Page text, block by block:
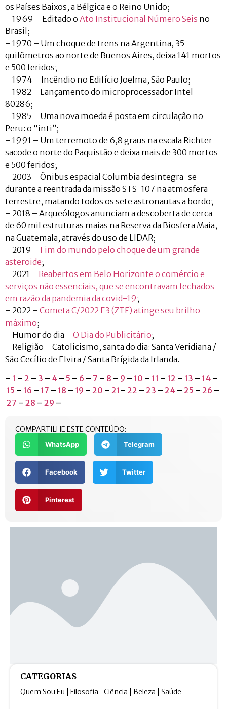
os Países Baixos, a Bélgica e o Reino Unido;
– 1969 – Editado o Ato Institucional Número Seis no
Brasil;
– 1970 – Um choque de trens na Argentina, 35
quilômetros ao norte de Buenos Aires, deixa 141 mortos
e 500 feridos;
– 1974 – Incêndio no Edifício Joelma, São Paulo;
– 1982 – Lançamento do microprocessador Intel
80286;
– 1985 – Uma nova moeda é posta em circulação no
Peru: o “inti”;
– 1991 – Um terremoto de 6,8 graus na escala Richter
sacode o norte do Paquistão e deixa mais de 300 mortos
e 500 feridos;
– 2003 – Ônibus espacial Columbia desintegra-se
durante a reentrada da missão STS-107 na atmosfera
terrestre, matando todos os sete astronautas a bordo;
– 2018 – Arqueólogos anunciam a descoberta de cerca
de 60 mil estruturas maias na Reserva da Biosfera Maia,
na Guatemala, através do uso de LIDAR;
– 2019 – Fim do mundo pelo choque de um grande
asteroide;
– 2021 – Reabertos em Belo Horizonte o comércio e
serviços não essenciais, que se encontravam fechados
em razão da pandemia da covid-19;
– 2022 – Cometa C/2022 E3 (ZTF) atinge seu brilho
máximo;
– Humor do dia – O Dia do Publicitário;
– Religião – Catolicismo, santa do dia: Santa Veridiana /
São Cecílio de Elvira / Santa Brígida da Irlanda.
– 1 – 2 – 3 – 4 – 5 – 6 – 7 – 8 – 9 – 10 – 11 – 12 – 13 – 14 –
15 – 16 – 17 – 18 – 19 – 20 – 21– 22 – 23 – 24 – 25 – 26 –
27 – 28 – 29 –
COMPARTILHE ESTE CONTEÚDO:
WhatsApp Telegram
Facebook Twitter
Pinterest
CATEGORIAS
Quem Sou Eu Filosofia Ciência Beleza Saúde